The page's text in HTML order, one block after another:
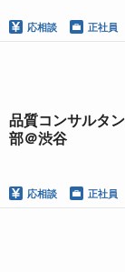
応相談 正社員
品質コンサルタ
部＠渋谷
応相談 正社員